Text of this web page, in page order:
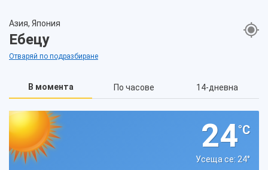
Азия, Япония
Ебецу
Отваряй по подразбиране
В момента По часове 14-дневна
24°C
Усеща се: 24°